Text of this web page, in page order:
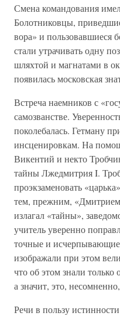
Смена командования
Болотниковцы,
вора» и пользовавшиеся
стали утрачивать одну
шляхтой и магнатами в
появилась московская
Встреча наемников с
самозванстве.
поколебалась. Гетману
инсценировкам. На
Викентий и некто
тайны Лжедмитрия I.
проэкзаменовать
тем, прежним,
излагал «тайны»,
учитель уверенно
точные и
изображали при этом
что об этом знали
а значит, это,
Речи в пользу